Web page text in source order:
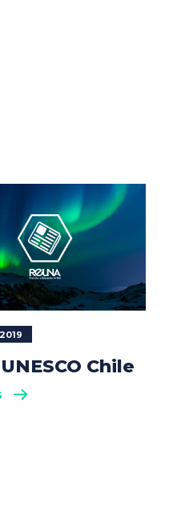
Chile